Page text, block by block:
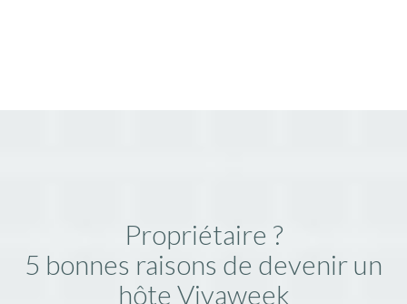
Propriétaire ?
5 bonnes raisons de devenir un
hôte Vivaweek